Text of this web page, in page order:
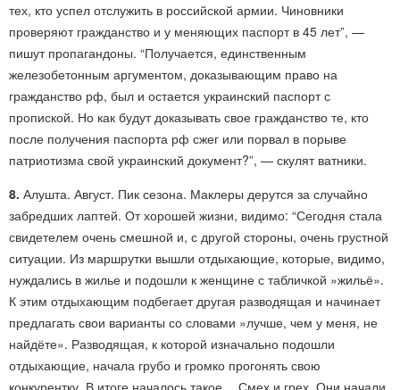
тех, кто успел отслужить в российской армии. Чиновники
проверяют гражданство и у меняющих паспорт в 45 лет”, —
пишут пропагандоны. “Получается, единственным
железобетонным аргументом, доказывающим право на
гражданство рф, был и остается украинский паспорт с
пропиской. Но как будут доказывать свое гражданство те, кто
после получения паспорта рф сжег или порвал в порыве
патриотизма свой украинский документ?”, — скулят ватники.
8. Алушта. Август. Пик сезона. Маклеры дерутся за случайно
забредших лаптей. От хорошей жизни, видимо: “Сегодня стала
свидетелем очень смешной и, с другой стороны, очень грустной
ситуации. Из маршрутки вышли отдыхающие, которые, видимо,
нуждались в жилье и подошли к женщине с табличкой »жильё».
К этим отдыхающим подбегает другая разводящая и начинает
предлагать свои варианты со словами »лучше, чем у меня, не
найдёте». Разводящая, к которой изначально подошли
отдыхающие, начала грубо и громко прогонять свою
конкурентку. В итоге началось такое… Смех и грех. Они начали